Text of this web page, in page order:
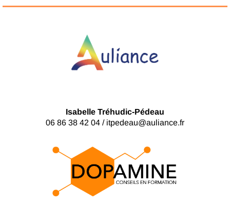
Isabelle Tréhudic-Pédeau
06 86 38 42 04 / itpedeau@auliance.fr